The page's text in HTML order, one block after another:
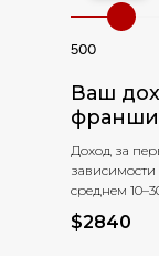
500
Ваш
Доход за
среднем
$2840